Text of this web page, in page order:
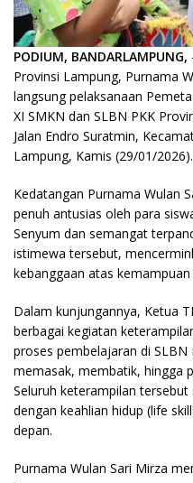
PODIUM, BANDARLAMPUNG,
Provinsi Lampung, Purnama
langsung pelaksanaan
XI SMKN dan SLBN PKK
Jalan Endro Suratmin,
Lampung, Kamis (29/01/2026).
Kedatangan Purnama Wulan
penuh antusias oleh para
Senyum dan semangat
istimewa tersebut,
kebanggaan atas
Dalam kunjungannya, Ketua
berbagai kegiatan
proses pembelajaran di SLBN
memasak, membatik, hingga
Seluruh keterampilan
dengan keahlian hidup (life
depan.
Purnama Wulan Sari Mirza